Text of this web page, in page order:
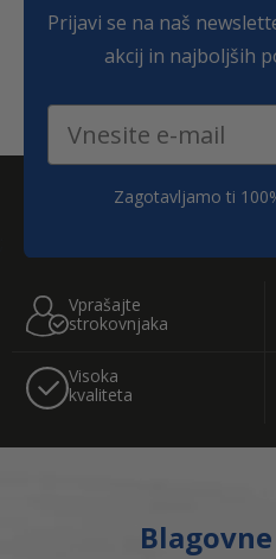
Prijavi se na naš
akcij in najboljših
Email
Zagotavljamo ti
Vprašajte
strokovnjaka
Visoka
kvaliteta